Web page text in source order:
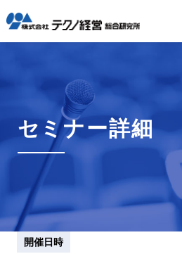
セミナー詳細
開催日時